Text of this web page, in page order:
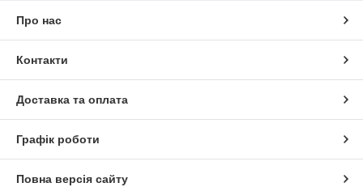
Про нас
Контакти
Доставка та оплата
Графік роботи
Повна версія сайту